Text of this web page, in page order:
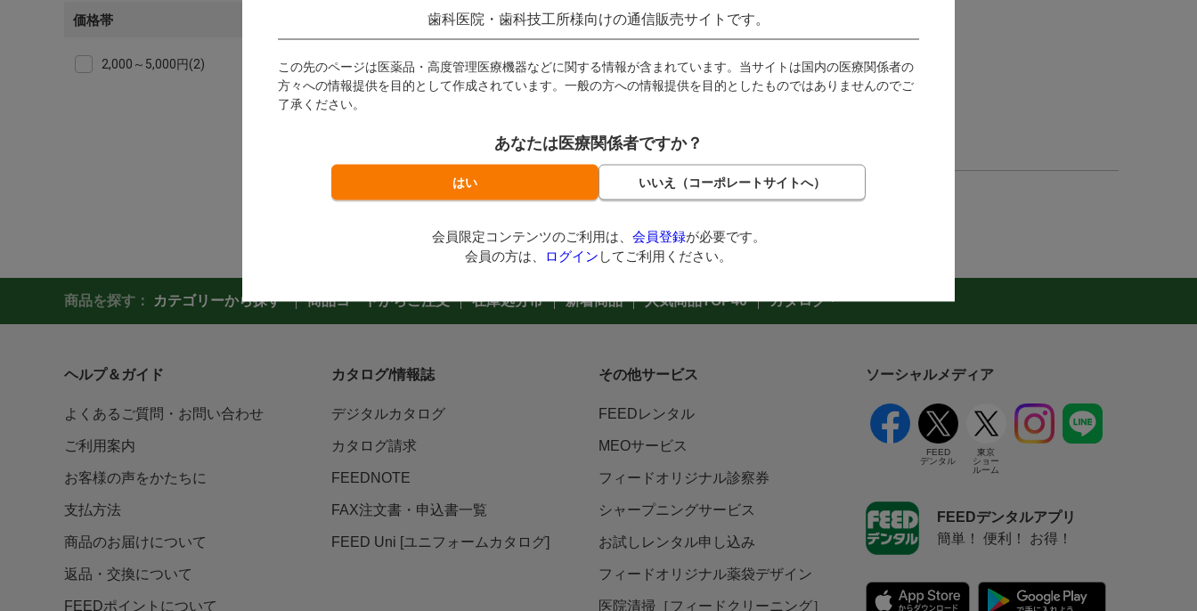
歯科医院・歯科技工所様向けの通信販売サイトです。
この先のページは医薬品・高度管理医療機器などに関する情報が含まれています。当サイトは国内の医療関係者の
方々への情報提供を目的として作成されています。一般の方への情報提供を目的としたものではありませんのでご
了承ください。
あなたは医療関係者ですか？
会員限定コンテンツのご利用は、 会員登録が必要です。
会員の方は、
ログイン してご利用ください。
会員限定コンテンツのご利用
は、会員登録が必要です。
会員の方は、ログインしてご
会員限定コンテンツのご利用
は、 会員登録
が必要です。
会員の方は、ログインしてご
価格帯
2,000～5,000円(2)
商品を探す： カテゴリーから探す 商品コードからご注文 在庫処分市 新着商品 人気商品TOP40 カタログ
ヘルプ＆ガイド
よくあるご質問・お問い合わせ
ご利用案内
お客様の声をかたちに
支払方法
商品のお届けについて
返品・交換について
FEEDポイントについて
カタログ/情報誌
デジタルカタログ
カタログ請求
FEEDNOTE
FAX注文書・申込書一覧
FEED Uni [ユニフォームカタログ]
その他サービス
FEEDレンタル
MEOサービス
フィードオリジナル診察券
シャープニングサービス
お試しレンタル申し込み
フィードオリジナル薬袋デザイン
医院清掃［フィードクリーニング］
ソーシャルメディア
FEED
デンタル
東京
ショー
ルーム
FEEDデンタルアプリ
簡単！ 便利！ お得！